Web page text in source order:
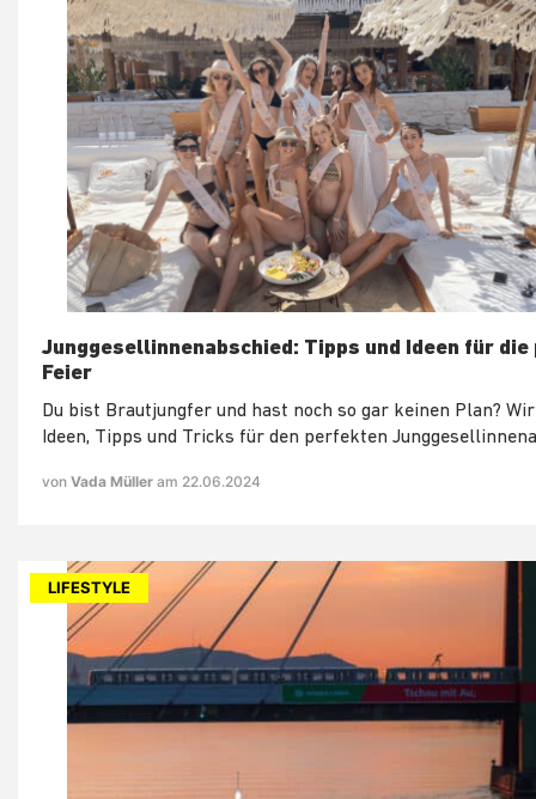
Junggesellinnenabschied: Tipps und Ideen für
Feier
Du bist Brautjungfer und hast noch so gar keinen Plan?
Ideen, Tipps und Tricks für den perfekten
von Vada Müller am 22.06.2024
LIFESTYLE